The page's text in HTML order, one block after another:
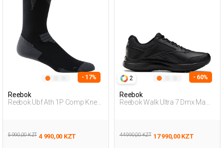
- 17%
Reebok
Reebok Ubf Ath 1P Comp Kne
5 990,00 KZT 4 990,00 KZT
2 - 60%
Reebok
Reebok Walk Ultra 7 Dmx Ma
44 990,00 KZT 17 990,00 KZT